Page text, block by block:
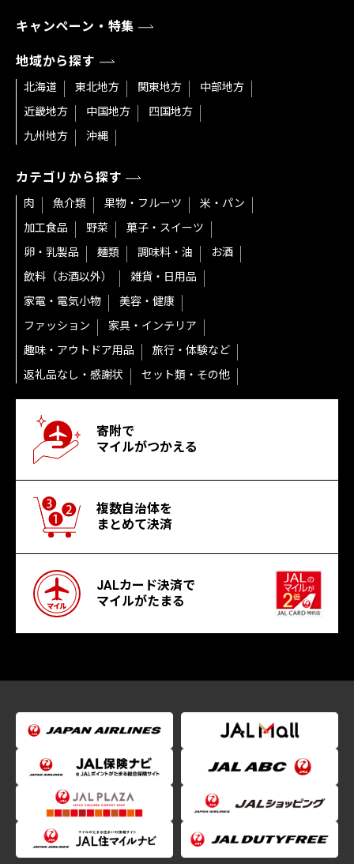
キャンペーン・特集
地域から探す
北海道 東北地方 関東地方
中部地方
近畿地方
中国地方
四国地方
九州地方
沖縄
カテゴリから探す
肉 魚介類 果物・フルーツ
米・パン
加工食品
野菜
菓子・スイーツ
卵・乳製品
麺類 調味料・油
お酒
飲料（お酒以外）
雑貨・日用品
家電・電気小物
美容・健康
ファッション
家具・インテリア
趣味・アウトドア用品
旅行・体験など
返礼品なし・感謝状
セット類・その他
寄附で
マイルがつかえる
複数自治体を
まとめて決済
JALカード決済で
マイルがたまる